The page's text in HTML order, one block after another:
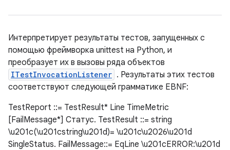
Интерпретирует результаты тестов, запущенных с
помощью фреймворка unittest на Python, и
преобразует их в вызовы ряда объектов
ITestInvocationListener . Результаты этих тестов
соответствуют следующей грамматике EBNF:
TestReport ::= TestResult* Line TimeMetric
[FailMessage*] Статус. TestResult ::= string
\u201c(\u201cstring\u201d)= \u201c\u2026\u201d
SingleStatus. FailMessage::= EqLine \u201cERROR:\u201d